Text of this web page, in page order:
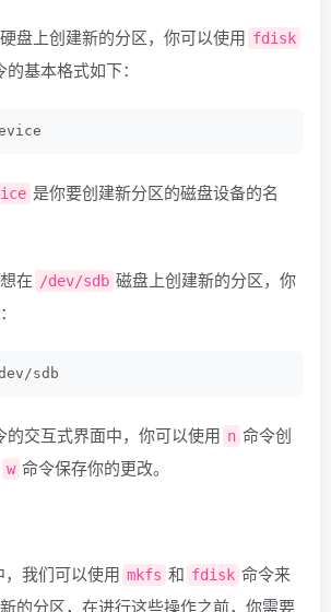
盘上创建新的分区，你可以使用 fdisk
的基本格式如下：
是你要创建新分区的磁盘设备的名
在 /dev/sdb 磁盘上创建新的分区，你
sdb
的交互式界面中，你可以使用 n 命令创
w 命令保存你的更改。
我们可以使用 mkfs 和 fdisk 命令来
的分区，在进行这些操作之前，你需要